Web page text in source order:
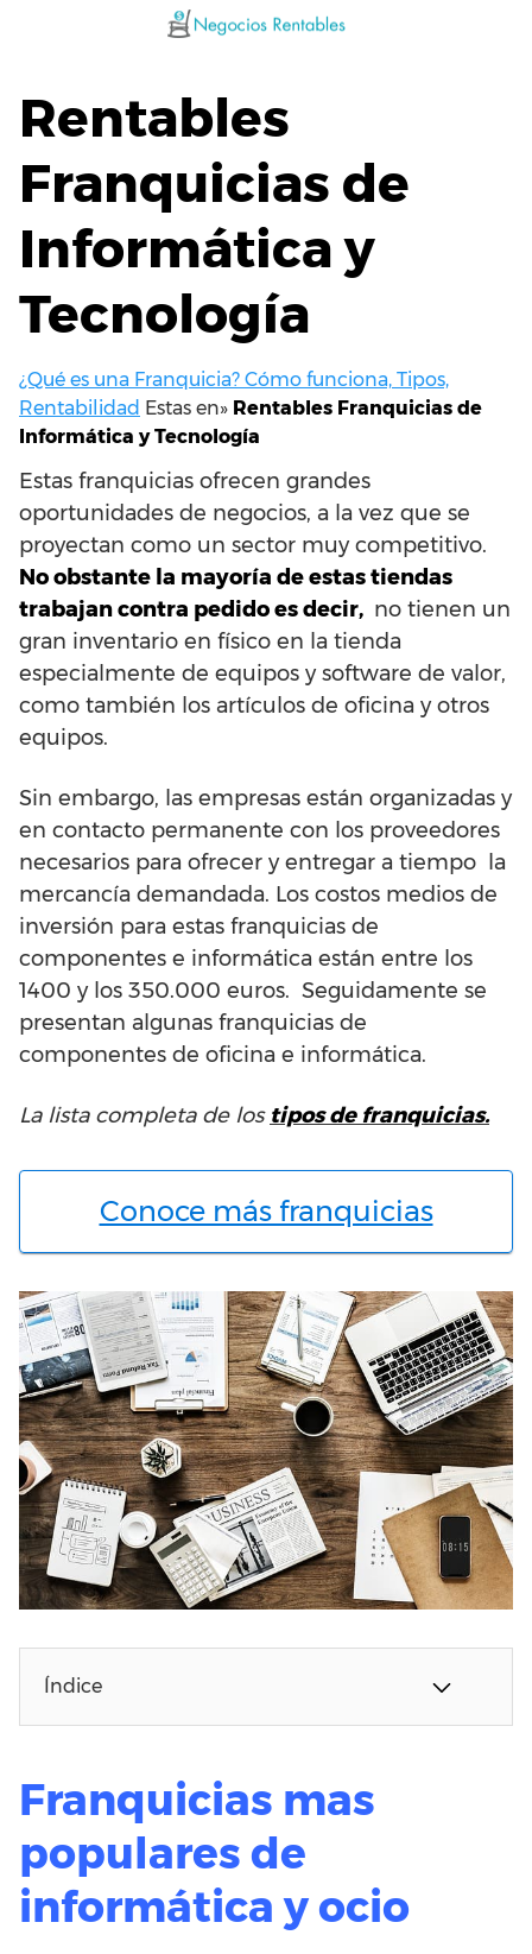
Rentables
Franquicias de
Informática y
Tecnología
¿Qué es una Franquicia? Cómo funciona, Tipos,
Rentabilidad Estas en» Rentables Franquicias de
Informática y Tecnología
Estas franquicias ofrecen grandes
oportunidades de negocios, a la vez que se
proyectan como un sector muy competitivo.
No obstante la mayoría de estas tiendas
trabajan contra pedido es decir, no tienen un
gran inventario en físico en la tienda
especialmente de equipos y software de valor,
como también los artículos de oficina y otros
equipos.
Sin embargo, las empresas están organizadas y
en contacto permanente con los proveedores
necesarios para ofrecer y entregar a tiempo la
mercancía demandada. Los costos medios de
inversión para estas franquicias de
componentes e informática están entre los
1400 y los 350.000 euros. Seguidamente se
presentan algunas franquicias de
componentes de oficina e informática.
La lista completa de los tipos de franquicias.
Conoce más franquicias
Índice
Franquicias mas
populares de
informática y ocio